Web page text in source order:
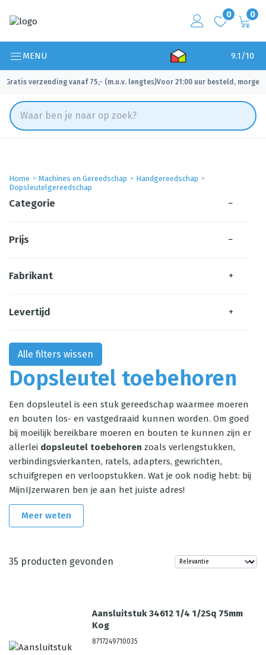
0 0
MENU 9.1/10
Gratis verzending vanaf 75,- (m.u.v. lengtes)
✓ Voor 21:00 uur besteld, morgen
Home Machines en Gereedschap
Handgereedschap
Dopsleutelgereedschap
Dopsleutel toebehoren
Een dopsleutel is een stuk gereedschap waarmee moeren
en bouten los- en vastgedraaid kunnen worden. Om goed
bij moeilijk bereikbare moeren en bouten te kunnen zijn er
allerlei dopsleutel toebehoren zoals verlengstukken,
verbindingsvierkanten, ratels, adapters, gewrichten,
schuifgrepen en verloopstukken. Wat je ook nodig hebt: bij
MijnIJzerwaren ben je aan het juiste adres!
Meer weten
35 producten gevonden
Aansluitstuk 34612 1/4 1/2Sq 75mm
Kog
8717249710035
Categorie −
Prijs −
Fabrikant +
Levertijd +
Alle filters wissen